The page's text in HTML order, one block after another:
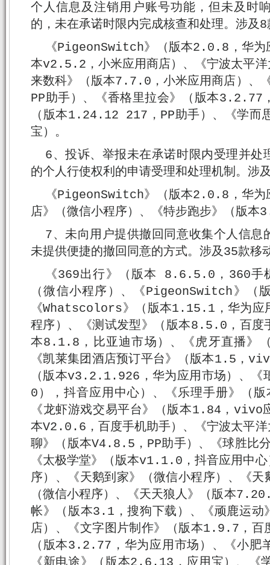
个人信息及注销用户账号功能，但未及时
的，未在承诺时限内完成核查和处理。涉及
《PigeonSwitch》（版本2.0.8，华为
本v2.5.2，小米应用商店）、《宁波太平洋
来数科》（版本7.7.0，小米应用商店）、
PP助手）、《香格里拉会》（版本3.2.77
（版本1.24.12 217，PP助手）、《学
宝）。
6、投诉、举报未在承诺时限内受理并处
的个人行使权利的申请受理和处理机制。涉
《PigeonSwitch》（版本2.0.8，华为
店》（微信小程序）、《特步跑步》（版
7、未向用户提供撤回同意收集个人信息
未提供便捷的撤回同意的方式。涉及35款移
《369出行》（版本 8.6.5.0，360
（微信小程序）、《PigeonSwitch》（
《Whatscolors》（版本1.15.1，华为应
程序）、《测试发型》（版本8.5.0，百度
本8.1.8，比亚迪市场）、《虎牙直播》
《凯莱集团酒店预订平台》（版本1.5，
（版本v3.2.1.926，华为应用市场）、
0），抖音应用中心）、《乐理手册》（
《龙虾游戏交易平台》（版本1.84，vivo
本V2.0.6，百度手机助手）、《宁波太平
聊》（版本V4.8.5，PP助手）、《球胜比
《太极学堂》（版本v1.1.0，抖音应用中
序）、《天鹅到家》（微信小程序）、《
（微信小程序）、《天天狼人》（版本
帐》（版本3.1，搜狗下载）、《顽鹿运
店）、《文字图片制作》（版本1.9.7，百
（版本3.2.77，华为应用市场）、《小肥